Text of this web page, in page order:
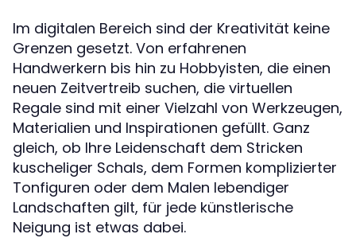
Im digitalen Bereich sind der Kreativität keine
Grenzen gesetzt. Von erfahrenen
Handwerkern bis hin zu Hobbyisten, die einen
neuen Zeitvertreib suchen, die virtuellen
Regale sind mit einer Vielzahl von Werkzeugen,
Materialien und Inspirationen gefüllt. Ganz
gleich, ob Ihre Leidenschaft dem Stricken
kuscheliger Schals, dem Formen komplizierter
Tonfiguren oder dem Malen lebendiger
Landschaften gilt, für jede künstlerische
Neigung ist etwas dabei.